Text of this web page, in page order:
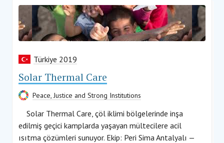
Türkiye 2019
Solar Thermal Care
Peace, Justice and Strong Institutions
Solar Thermal Care, çöl iklimi bölgelerinde inşa
edilmiş geçici kamplarda yaşayan mültecilere acil
ısıtma çözümleri sunuyor. Ekip: Peri Sima Antalyalı —